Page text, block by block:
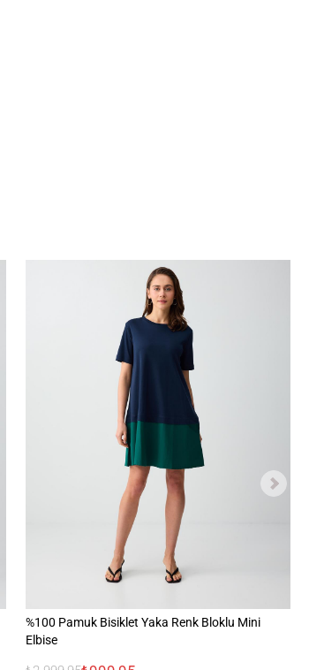
%100 Pamuk Bisiklet Yaka Renk Bloklu Mini
Elbise